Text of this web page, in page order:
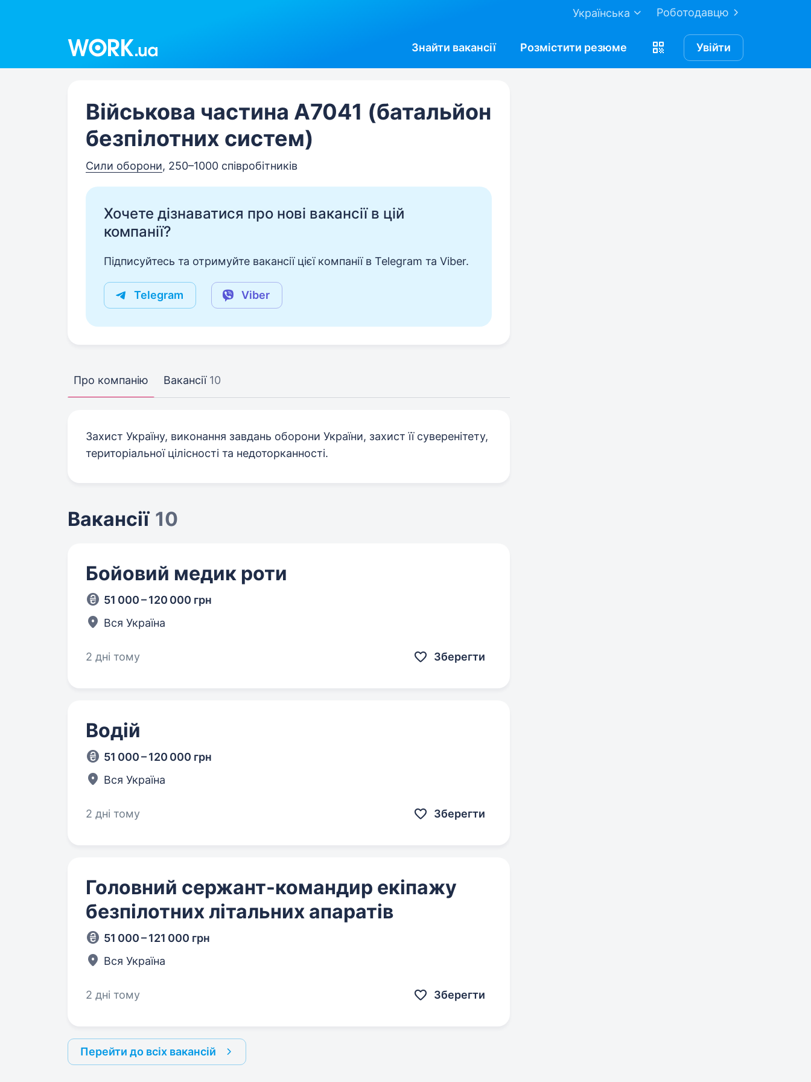
Роботодавцю
Українська
Знайти вакансії Розмістити резюме Увійти
Військова частина А7041 (батальйон
безпілотних систем)
Сили оборони, 250–1000 співробітників
Хочете дізнаватися про нові вакансії в цій
компанії?
Підписуйтесь та отримуйте вакансії цієї компанії в Telegram та Viber.
Telegram Viber
Про компанію Вакансії 10
Захист Україну, виконання завдань оборони України, захист її суверенітету,
територіальної цілісності та недоторканності.
Вакансії 10
Бойовий медик роти
51 000 – 120 000 грн
Вся Україна
2 дні тому Зберегти
Водій
51 000 – 120 000 грн
Вся Україна
2 дні тому Зберегти
Головний сержант-командир екіпажу
безпілотних літальних апаратів
51 000 – 121 000 грн
Вся Україна
2 дні тому Зберегти
Перейти до всіх вакансій